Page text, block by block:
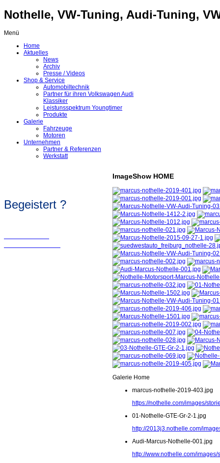
Nothelle, VW-Tuning, Audi-Tuning,
Menü
Home
Aktuelles
News
Archiv
Presse / Videos
Shop & Service
Automobiltechnik
Partner für ihren Volkswagen Audi
Klassiker
Leistunsspektrum Youngtimer
Produkte
Galerie
Fahrzeuge
Motoren
Unternehmen
Partner & Referenzen
Werkstatt
ImageShow HOME
Galerie Home
marcus-nothelle-2019-403.jpg
https://nothelle.com/images/
01-Nothelle-GTE-Gr-2-1.jpg
http://2013j3.nothelle.com/
Audi-Marcus-Nothelle-001.jpg
http://www.nothelle.com/
Begeistert ?